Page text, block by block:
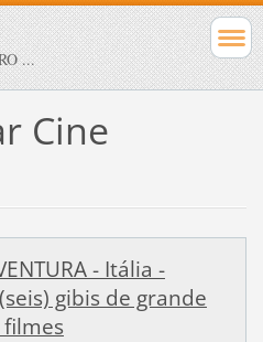
...
Cine
- Itália -
gibis de grande